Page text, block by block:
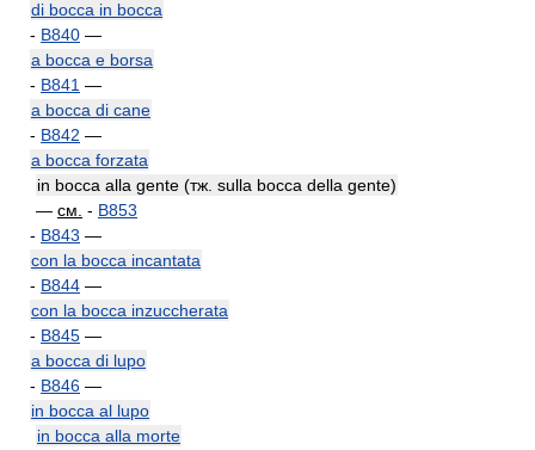
di bocca in bocca
- B840 —
a bocca e borsa
- B841 —
a bocca di cane
- B842 —
a bocca forzata
in bocca alla gente (тж. sulla bocca della gente)
— см. - B853
- B843 —
con la bocca incantata
- B844 —
con la bocca inzuccherata
- B845 —
a bocca di lupo
- B846 —
in bocca al lupo
in bocca alla morte